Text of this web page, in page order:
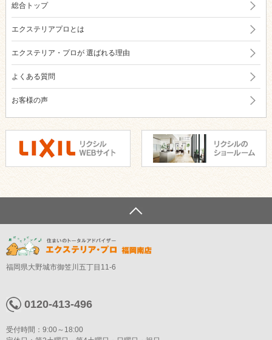
総合トップ
エクステリアプロとは
エクステリア・プロが選ばれる理由
よくある質問
お客様の声
福岡県大野城市御笠川五丁目11-6
0120-413-496
受付時間：9:00～18:00